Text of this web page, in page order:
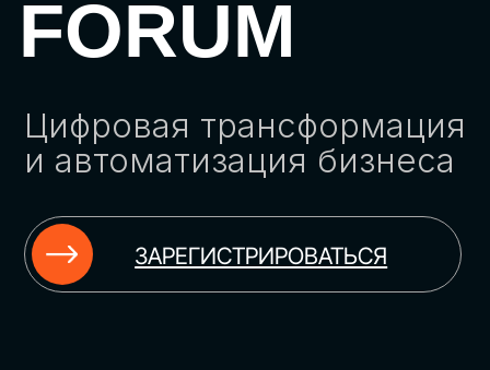
ЗАРЕГИСТРИРОВАТЬСЯ
ИСКУССТВЕННЫЙ ИНТЕЛЛЕКТ
ЦИФРОВИЗАЦИЯ
ИМПОРТОЗАМЕЩЕНИЕ